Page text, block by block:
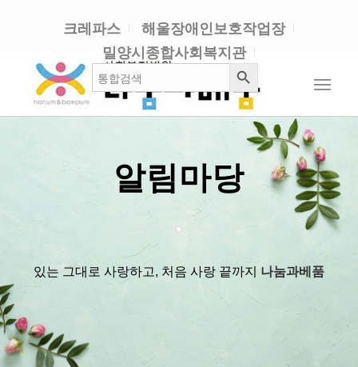
크레파스
해울장애인보호작업장
밀양시종합사회복지관
검 검색 버튼
알림마당
있는 그대로 사랑하고, 처음 사랑 끝까지 나눔과베품